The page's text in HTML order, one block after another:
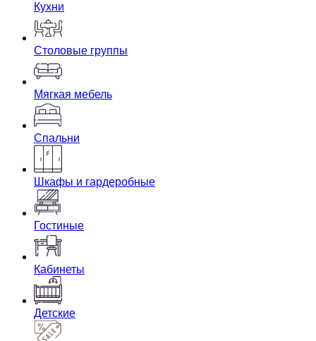
Кухни
Столовые группы
Мягкая мебель
Спальни
Шкафы и гардеробные
Гостиные
Кабинеты
Детские